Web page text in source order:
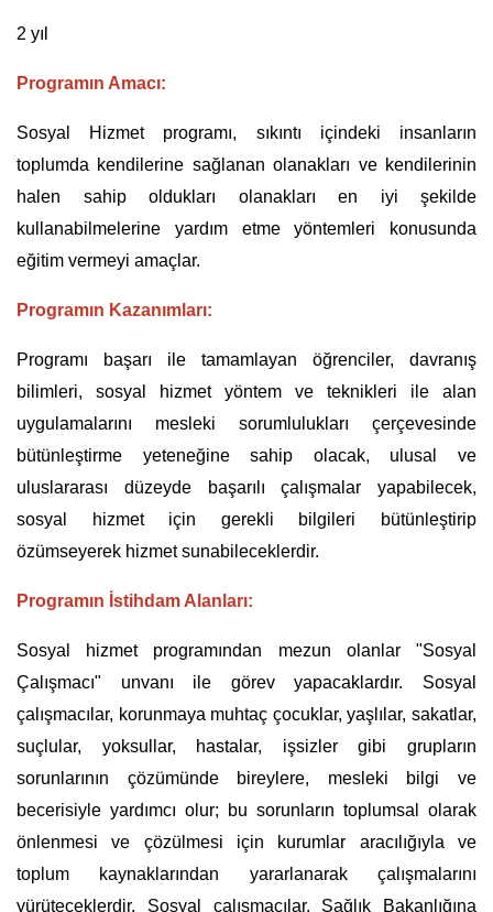
2 yıl
Programın Amacı:
Sosyal Hizmet programı, sıkıntı içindeki insanların
toplumda kendilerine sağlanan olanakları ve kendilerinin
halen sahip oldukları olanakları en iyi şekilde
kullanabilmelerine yardım etme yöntemleri konusunda
eğitim vermeyi amaçlar.
Programın Kazanımları:
Programı başarı ile tamamlayan öğrenciler, davranış
bilimleri, sosyal hizmet yöntem ve teknikleri ile alan
uygulamalarını mesleki sorumlulukları çerçevesinde
bütünleştirme yeteneğine sahip olacak, ulusal ve
uluslararası düzeyde başarılı çalışmalar yapabilecek,
sosyal hizmet için gerekli bilgileri bütünleştirip
özümseyerek hizmet sunabileceklerdir.
Programın İstihdam Alanları:
Sosyal hizmet programından mezun olanlar "Sosyal
Çalışmacı" unvanı ile görev yapacaklardır. Sosyal
çalışmacılar, korunmaya muhtaç çocuklar, yaşlılar, sakatlar,
suçlular, yoksullar, hastalar, işsizler gibi grupların
sorunlarının çözümünde bireylere, mesleki bilgi ve
becerisiyle yardımcı olur; bu sorunların toplumsal olarak
önlenmesi ve çözülmesi için kurumlar aracılığıyla ve
toplum kaynaklarından yararlanarak çalışmalarını
yürüteceklerdir. Sosyal çalışmacılar, Sağlık Bakanlığına